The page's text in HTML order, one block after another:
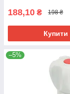
188,10 ₴ 198 ₴
Купити
–5%